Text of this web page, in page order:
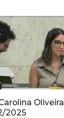
2025